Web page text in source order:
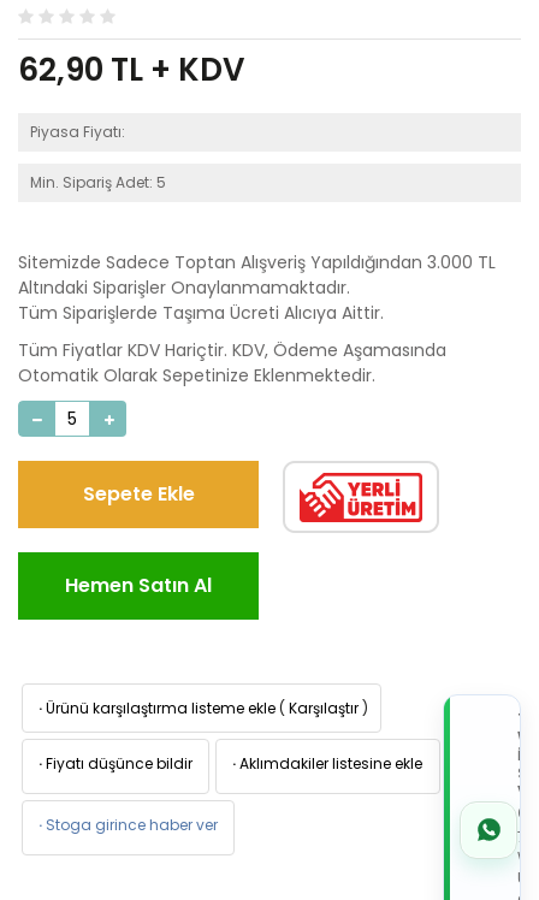
62,90 TL + KDV
Piyasa Fiyatı:
Min. Sipariş Adet: 5
Sitemizde Sadece Toptan Alışveriş Yapıldığından 3.000 TL
Altındaki Siparişler Onaylanmamaktadır.
Tüm Siparişlerde Taşıma Ücreti Alıcıya Aittir.
Tüm Fiyatlar KDV Hariçtir. KDV, Ödeme Aşamasında
Otomatik Olarak Sepetinize Eklenmektedir.
Sepete Ekle
Hemen Satın Al
·Ürünü karşılaştırma listeme ekle ( Karşılaştır )
·Fiyatı düşünce bildir ·Aklımdakiler listesine ekle
· Stoga girince haber ver
İLE